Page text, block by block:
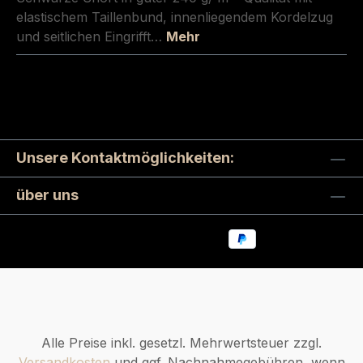
elastischem Taillenbund, innenliegendem Kordelzug
und seitlichen Eingrifft… Mehr
Unsere Kontaktmöglichkeiten:
über uns
Alle Preise inkl. gesetzl. Mehrwertsteuer zzgl.